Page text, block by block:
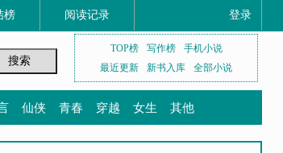
榜 阅读记录 登录
TOP榜 写作榜
手机小说
最近更新
新书入库 全部小说
仙侠 青春 穿越 女生 其他